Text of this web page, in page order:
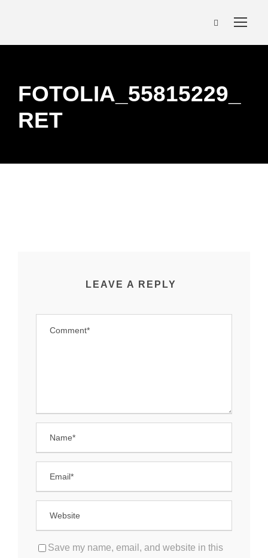
FOTOLIA_55815229_
RET
LEAVE A REPLY
Save my name, email, and website in this